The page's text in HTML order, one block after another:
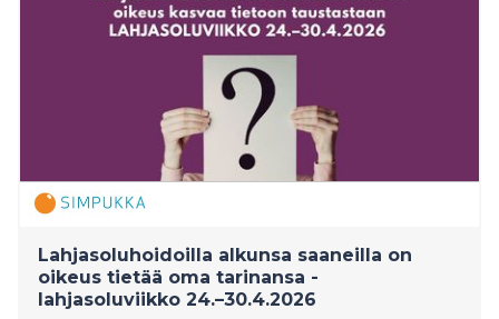
Lahjasoluhoidoilla alkunsa saaneilla on
oikeus tietää oma tarinansa -
lahjasoluviikko 24.–30.4.2026